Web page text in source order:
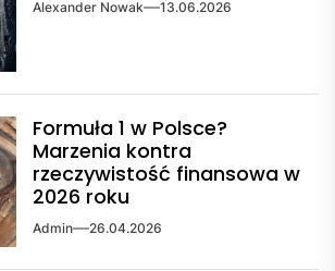
Alexander Nowak 13.06.2026
Formuła 1 w Polsce?
Marzenia kontra
rzeczywistość finansowa w
2026 roku
Admin 26.04.2026